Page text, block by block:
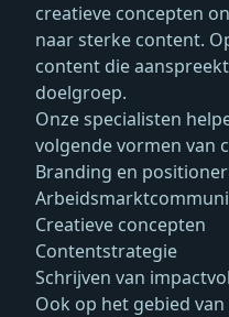
creatieve concepten
naar sterke content.
content die
doelgroep.
Onze specialisten
volgende vormen van
Branding en
Creatieve concepten
Contentstrategie
Schrijven van
Ook op het gebied